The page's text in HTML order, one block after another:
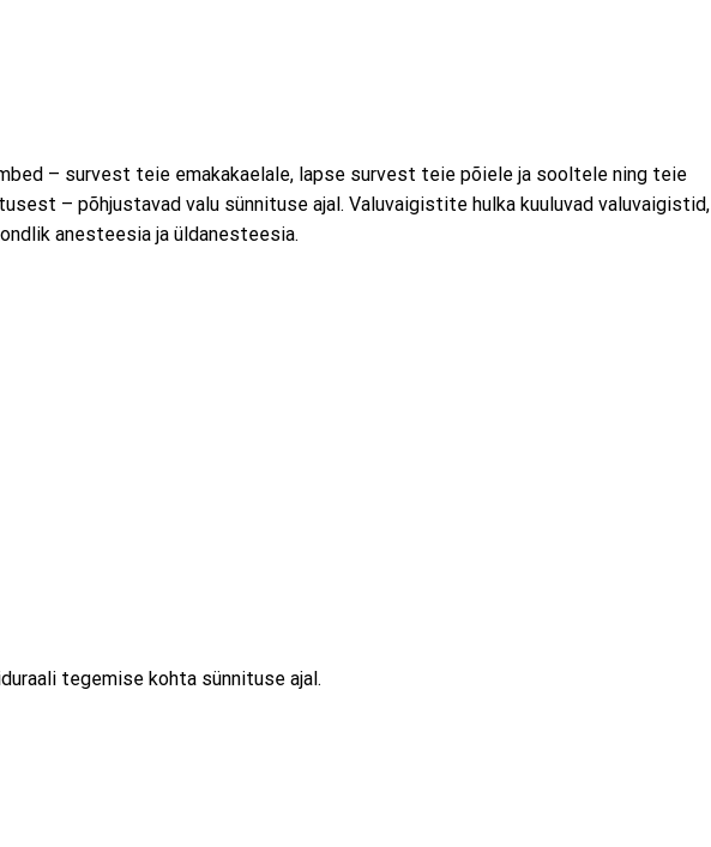
– survest teie emakakaelale, lapse survest teie põiele ja sooltele ning teie
– põhjustavad valu sünnituse ajal. Valuvaigistite hulka kuuluvad valuvaigistid,
anesteesia ja üldanesteesia.
tegemise kohta sünnituse ajal.